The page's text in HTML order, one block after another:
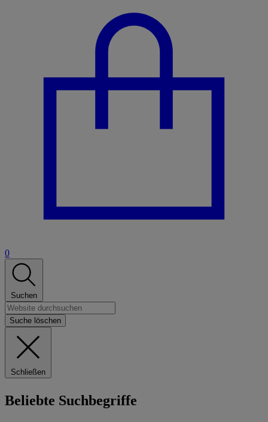
0
Suchen
Suche löschen
Schließen
Beliebte Suchbegriffe